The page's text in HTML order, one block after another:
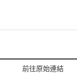
前往原始連結